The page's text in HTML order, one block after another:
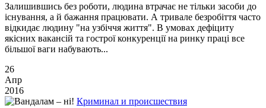
Залишившись без роботи, людина втрачає не тільки засоби до
існування, а й бажання працювати. А тривале безробіття часто
відкидає людину "на узбіччя життя". В умовах дефіциту
якісних вакансій та гострої конкуренції на ринку праці все
більшої ваги набувають...
26
Апр
2016
Криминал и происшествия